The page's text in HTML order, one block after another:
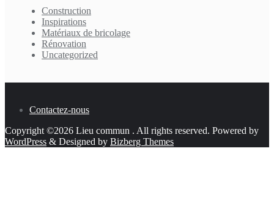
Construction
Inspirations
Matériaux de bricolage
Rénovation
Uncategorized
Contactez-nous
Copyright ©2026 Lieu commun . All rights reserved. Powered by
WordPress & Designed by Bizberg Themes